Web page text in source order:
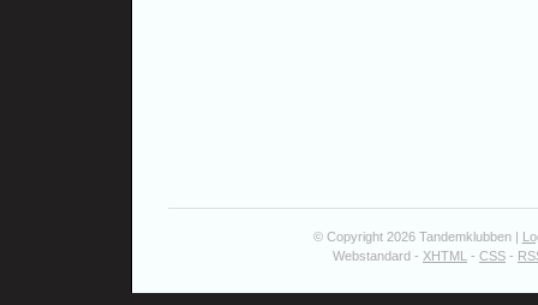
© Copyright 2026 Tandemklubben |
Webstandard - XHTML - CSS -